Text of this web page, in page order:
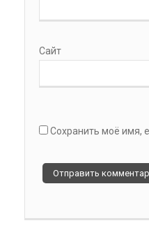
Сайт
Сохранить моё имя,